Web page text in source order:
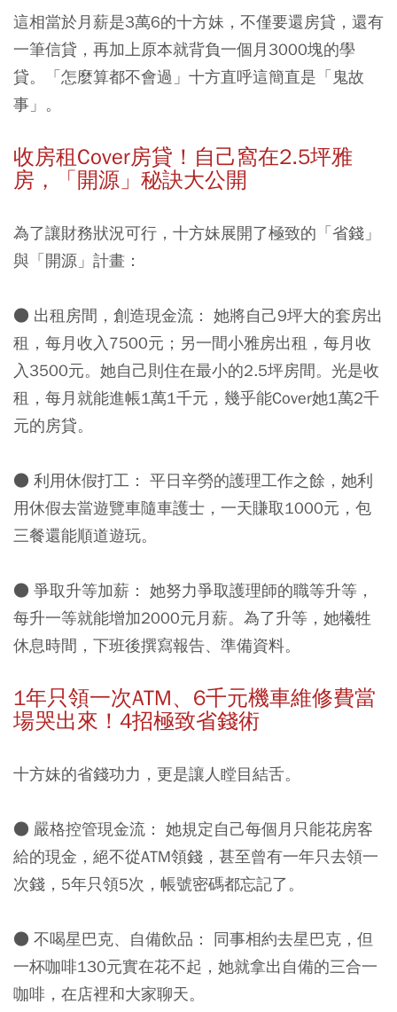
這相當於月薪是3萬6的十方妹，不僅要還房貸，還有
一筆信貸，再加上原本就背負一個月3000塊的學
貸。「怎麼算都不會過」十方直呼這簡直是「鬼故
事」。
收房租Cover房貸！自己窩在2.5坪雅
房，「開源」秘訣大公開
為了讓財務狀況可行，十方妹展開了極致的「省錢」
與「開源」計畫：
● 出租房間，創造現金流： 她將自己9坪大的套房出
租，每月收入7500元；另一間小雅房出租，每月收
入3500元。她自己則住在最小的2.5坪房間。光是收
租，每月就能進帳1萬1千元，幾乎能Cover她1萬2千
元的房貸。
● 利用休假打工： 平日辛勞的護理工作之餘，她利
用休假去當遊覽車隨車護士，一天賺取1000元，包
三餐還能順道遊玩。
● 爭取升等加薪： 她努力爭取護理師的職等升等，
每升一等就能增加2000元月薪。為了升等，她犧牲
休息時間，下班後撰寫報告、準備資料。
1年只領一次ATM、6千元機車維修費當
場哭出來！4招極致省錢術
十方妹的省錢功力，更是讓人瞠目結舌。
● 嚴格控管現金流： 她規定自己每個月只能花房客
給的現金，絕不從ATM領錢，甚至曾有一年只去領一
次錢，5年只領5次，帳號密碼都忘記了。
● 不喝星巴克、自備飲品： 同事相約去星巴克，但
一杯咖啡130元實在花不起，她就拿出自備的三合一
咖啡，在店裡和大家聊天。